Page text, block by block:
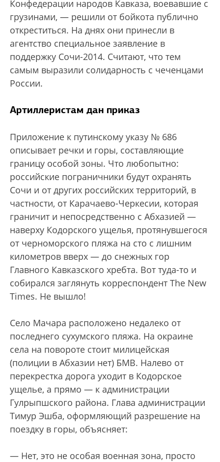
Конфедерации народов Кавказа, воевавшие с
грузинами, — решили от бойкота публично
откреститься. На днях они принесли в
агентство специальное заявление в
поддержку Сочи-2014. Считают, что тем
самым выразили солидарность с чеченцами
России.
Артиллеристам дан приказ
Приложение к путинскому указу № 686
описывает речки и горы, составляющие
границу особой зоны. Что любопытно:
российские пограничники будут охранять
Сочи и от других российских территорий, в
частности, от Карачаево-Черкесии, которая
граничит и непосредственно с Абхазией —
наверху Кодорского ущелья, протянувшегося
от черноморского пляжа на сто с лишним
километров вверх — до снежных гор
Главного Кавказского хребта. Вот туда-то и
собирался заглянуть корреспондент The New
Times. Не вышло!
Село Мачара расположено недалеко от
последнего сухумского пляжа. На окраине
села на повороте стоит милицейская
(полиции в Абхазии нет) БМВ. Налево от
перекрестка дорога уходит в Кодорское
ущелье, а прямо — к администрации
Гулрыпшского района. Глава администрации
Тимур Эшба, оформляющий разрешение на
поездку в горы, объясняет:
— Нет, это не особая военная зона, просто